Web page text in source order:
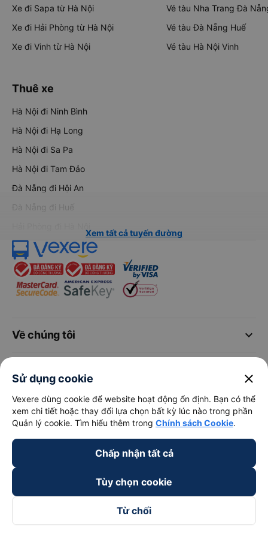
Xe đi Sapa từ Hà Nội
Xe đi Hải Phòng từ Hà Nội
Xe đi Vinh từ Hà Nội
Vé tàu Nha Trang Đà
Vé tàu Đà Nẵng Huế
Vé tàu Hà Nội Vinh
Thuê xe
Hà Nội đi Ninh Bình
Hà Nội đi Hạ Long
Hà Nội đi Sa Pa
Hà Nội đi Tam Đảo
Đà Nẵng đi Hội An
Đà Nẵng đi Huế
Xem tất cả tuyến đường
keyboard_arrow_down
Về chúng tôi
keyboard_arrow_down
Trở thành đối tác
Đối tác thanh toán
Sử dụng cookie close
Vexere dùng cookie để website hoạt động ổn định. Bạn có thể
xem chi tiết hoặc thay đổi lựa chọn bất kỳ lúc nào trong phần
Quản lý cookie. Tìm hiểu thêm trong Chính sách Cookie.
Chấp nhận tất cả
Tùy chọn cookie
Từ chối